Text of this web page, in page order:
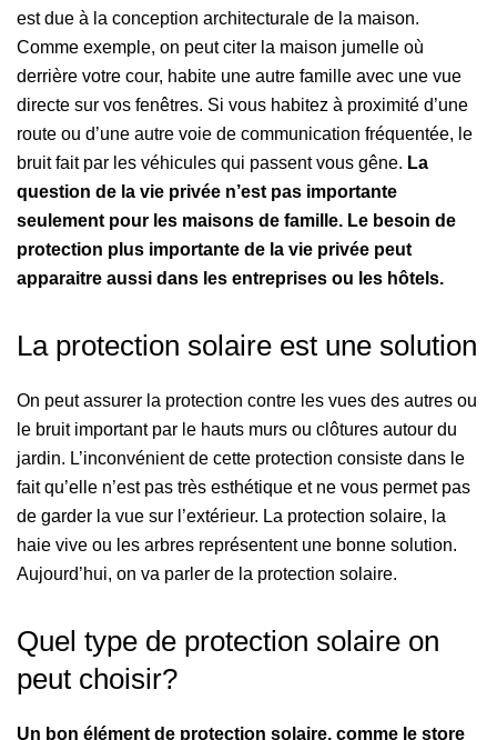
est due à la conception architecturale de la maison.
Comme exemple, on peut citer la maison jumelle où
derrière votre cour, habite une autre famille avec une vue
directe sur vos fenêtres. Si vous habitez à proximité d’une
route ou d’une autre voie de communication fréquentée, le
bruit fait par les véhicules qui passent vous gêne. La
question de la vie privée n’est pas importante
seulement pour les maisons de famille. Le besoin de
protection plus importante de la vie privée peut
apparaitre aussi dans les entreprises ou les hôtels.
La protection solaire est une solution
On peut assurer la protection contre les vues des autres ou
le bruit important par le hauts murs ou clôtures autour du
jardin. L’inconvénient de cette protection consiste dans le
fait qu’elle n’est pas très esthétique et ne vous permet pas
de garder la vue sur l’extérieur. La protection solaire, la
haie vive ou les arbres représentent une bonne solution.
Aujourd’hui, on va parler de la protection solaire.
Quel type de protection solaire on
peut choisir?
Un bon élément de protection solaire, comme le store